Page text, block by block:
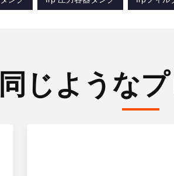
同じような